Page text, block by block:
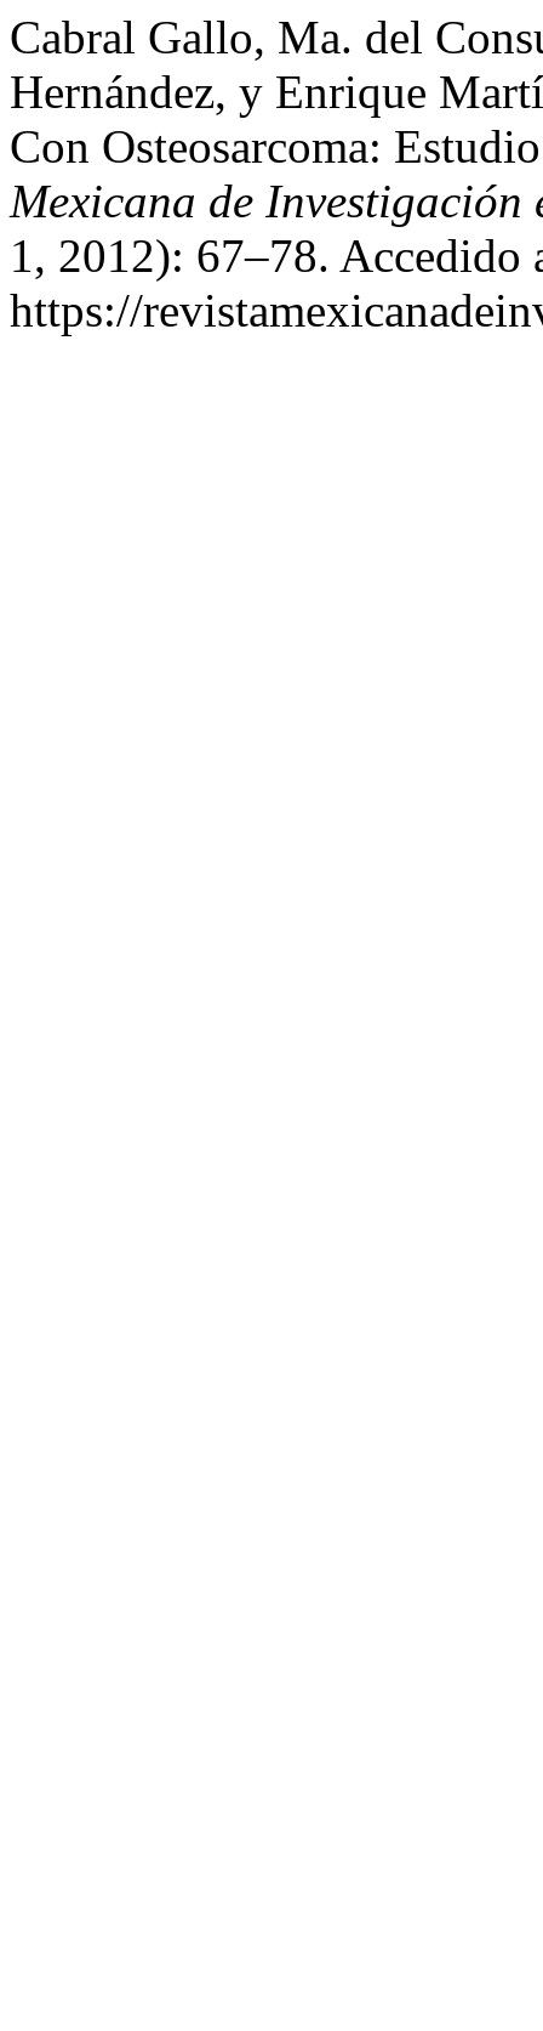
Cabral Gallo, Ma. del
Hernández, y Enrique
Con Osteosarcoma:
Mexicana de Investigación
1, 2012): 67–78. Accedido
https://